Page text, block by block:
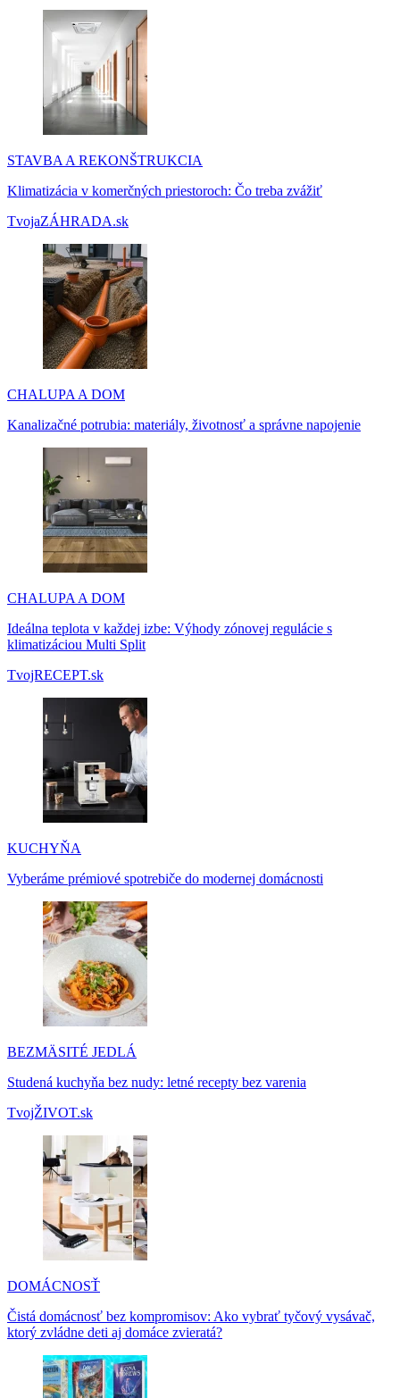
STAVBA A REKONŠTRUKCIA
Klimatizácia v komerčných priestoroch: Čo treba zvážiť
TvojaZÁHRADA.sk
CHALUPA A DOM
Kanalizačné potrubia: materiály, životnosť a správne napojenie
CHALUPA A DOM
Ideálna teplota v každej izbe: Výhody zónovej regulácie s
klimatizáciou Multi Split
TvojRECEPT.sk
KUCHYŇA
Vyberáme prémiové spotrebiče do modernej domácnosti
BEZMÄSITÉ JEDLÁ
Studená kuchyňa bez nudy: letné recepty bez varenia
TvojŽIVOT.sk
DOMÁCNOSŤ
Čistá domácnosť bez kompromisov: Ako vybrať tyčový vysávač,
ktorý zvládne deti aj domáce zvieratá?